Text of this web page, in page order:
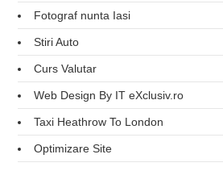
Fotograf nunta Iasi
Stiri Auto
Curs Valutar
Web Design By IT eXclusiv.ro
Taxi Heathrow To London
Optimizare Site